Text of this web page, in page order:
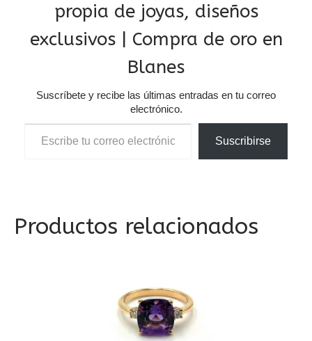
propia de joyas, diseños
exclusivos | Compra de oro en
Blanes
Suscríbete y recibe las últimas entradas en tu correo
electrónico.
Escribe tu correo electrónico…
Suscribirse
Productos relacionados